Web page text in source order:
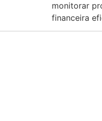
monitorar
financeira